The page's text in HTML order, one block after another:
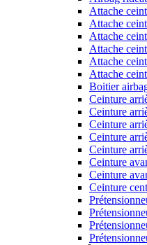
Attache
Attache
Attache
Attache
Attache
Attache
Boitier
Ceinture
Ceinture
Ceinture
Ceinture
Ceinture
Ceinture
Ceinture
Ceinture